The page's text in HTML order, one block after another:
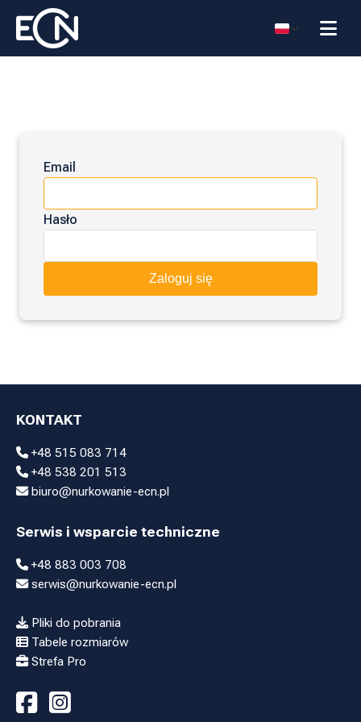
Email
Hasło
Zaloguj się
KONTAKT
+48 515 083 714
+48 538 201 513
biuro@nurkowanie-ecn.pl
Serwis i wsparcie techniczne
+48 883 003 708
serwis@nurkowanie-ecn.pl
Pliki do pobrania
Tabele rozmiarów
Strefa Pro